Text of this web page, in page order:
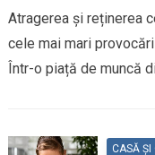
Atragerea și reținerea
cele mai mari
Într-o piață de muncă
CASĂ ȘI